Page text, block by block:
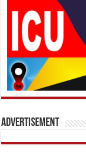
Advertisement